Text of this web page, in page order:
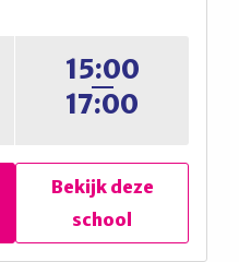
Expeditielessen
Zet in je agenda
15:00
17:00
Bekijk deze
school